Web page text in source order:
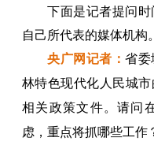
下面是记者提问
自己所代表的媒体机构。
央广网记者：省委
林特色现代化人民城
相关政策文件。请问
虑，重点将抓哪些工作